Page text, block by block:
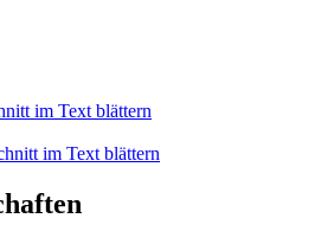
im Text blättern
im Text blättern